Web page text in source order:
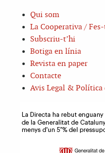
Qui som
La Cooperativa / Fes-
Subscriu-t’hi
Botiga en línia
Revista en paper
Contacte
Avis Legal & Política